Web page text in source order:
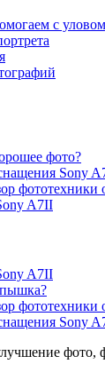
с
фото?
Sony
фототехники
A7ІІ
A7ІІ
фототехники
Sony
фото,